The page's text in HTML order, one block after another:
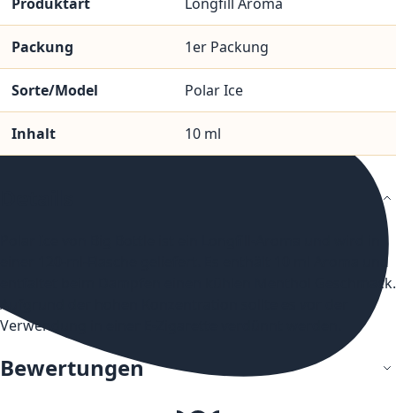
Packung 1er Packung
Sorte/Model Polar Ice
Inhalt 10 ml
einer 120-ml-Flasche geliefert. Es enthält 10 ml Aroma und
entfaltet beim Dampfen einen kühlen Menthol Geschmack.
Aufgrund der hohen Konzentration sollte es vor der
Verwendung in einer E-Zigarette verdünnt werden.
Bewertungen